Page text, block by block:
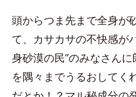
頭からつま先まで全身が
て、カサカサの不快感が
身砂漠の民”のみなさん
を隅々までうるおしてく